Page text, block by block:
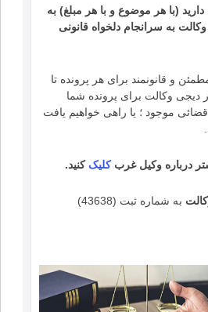
(با هر موضوع و با هر مبلغ) به
به سرانجام دلخواه قانونی
و قانونمند برای هر پرونده تا
وکالت برای پرونده شما
موجود ؛ یا راهی خواهیم یافت
درباره وکیل غرب کلیک کنید.
به شماره ثبت (43638)